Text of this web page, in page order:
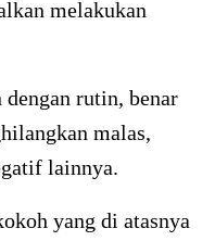
melakukan
rutin, benar
malas,
lainnya.
yang di atasnya